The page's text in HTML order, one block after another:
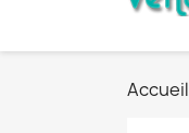
Accueil